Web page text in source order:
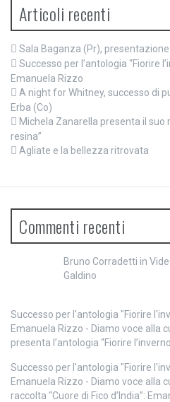
Articoli recenti
Sala Baganza (Pr), presentazione
Successo per l’antologia “Fiorire
Emanuela Rizzo
A night for Whitney, successo di
Erba (Co)
Michela Zanarella presenta il suo
resina”
Agliate e la bellezza ritrovata
Commenti recenti
Bruno Corradetti in
Galdino
Successo per l'antologia "Fiorire
Emanuela Rizzo - Diamo voce alla
presenta l’antologia “Fiorire
Successo per l'antologia "Fiorire
Emanuela Rizzo - Diamo voce alla
raccolta “Cuore di Fico d’India”: